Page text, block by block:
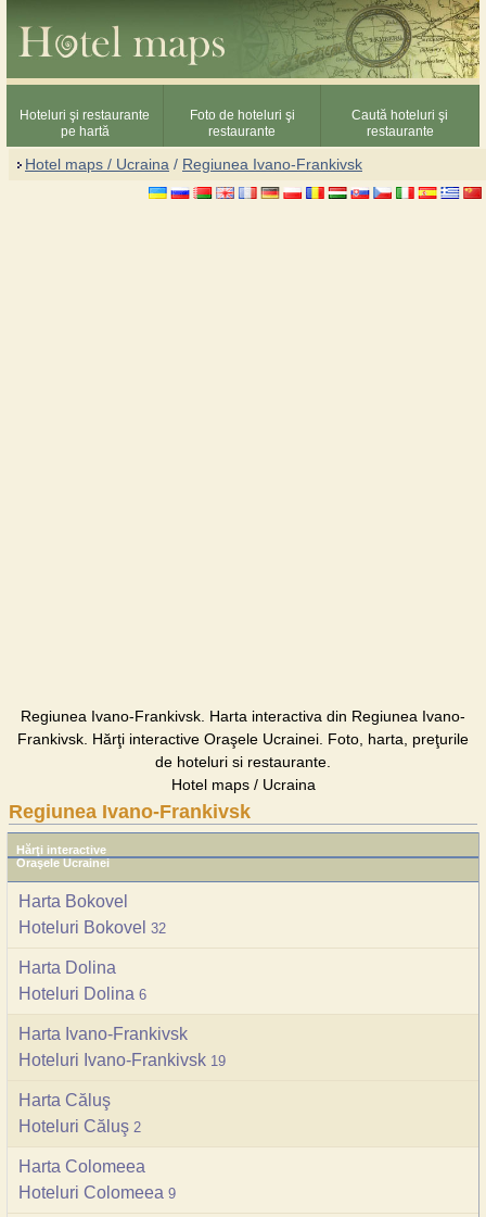
Hoteluri şi restaurante
pe hartă
Foto de hoteluri şi
restaurante
Caută hoteluri şi
restaurante
Hotel maps / Ucraina / Regiunea Ivano-Frankivsk
Regiunea Ivano-Frankivsk. Harta interactiva din Regiunea Ivano-
Frankivsk. Hărţi interactive Oraşele Ucrainei. Foto, harta, preţurile
de hoteluri si restaurante.
Hotel maps / Ucraina
Regiunea Ivano-Frankivsk
Hărţi interactive
Oraşele Ucrainei
Harta Bokovel
Hoteluri Bokovel 32
Harta Dolina
Hoteluri Dolina 6
Harta Ivano-Frankivsk
Hoteluri Ivano-Frankivsk 19
Harta Căluş
Hoteluri Căluş 2
Harta Colomeea
Hoteluri Colomeea 9